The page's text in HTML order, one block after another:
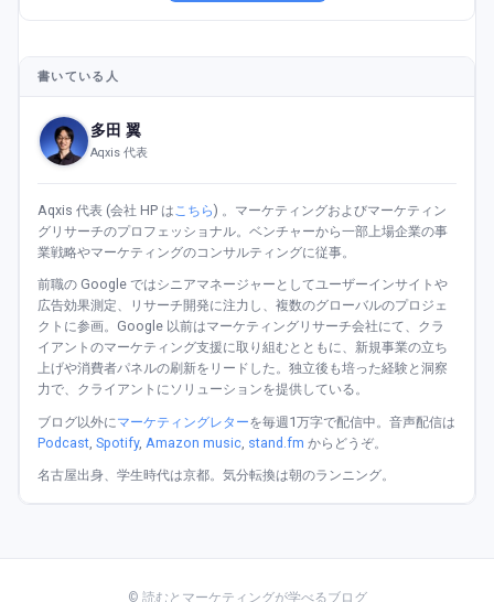
書いている人
多田 翼
Aqxis 代表
Aqxis 代表 (会社 HP は こちら) 。マーケティングおよびマーケティン
グリサーチのプロフェッショナル。ベンチャーから一部上場企業の事
業戦略やマーケティングのコンサルティングに従事。
前職の Google ではシニアマネージャーとしてユーザーインサイトや
広告効果測定、リサーチ開発に注力し、複数のグローバルのプロジェ
クトに参画。Google 以前はマーケティングリサーチ会社にて、クラ
イアントのマーケティング支援に取り組むとともに、新規事業の立ち
上げや消費者パネルの刷新をリードした。独立後も培った経験と洞察
力で、クライアントにソリューションを提供している。
ブログ以外にマーケティングレターを毎週1万字で配信中。音声配信は
Podcast Spotify, Amazon music stand.fm からどうぞ。
名古屋出身、学生時代は京都。気分転換は朝のランニング。
© 読むとマーケティングが学べるブログ